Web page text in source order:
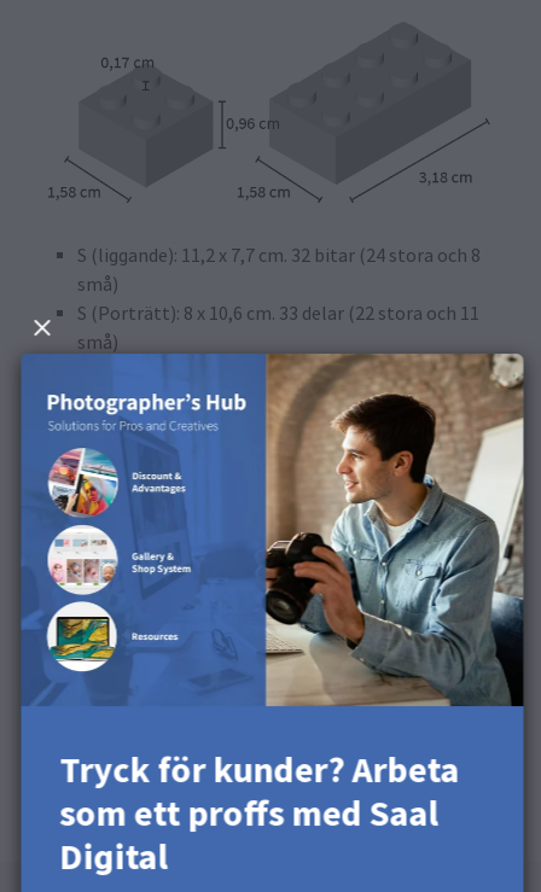
S (liggande): 11,2 x 7,7 cm. 32 bitar (24 stora och 8
små)
S (Porträtt): 8 x 10,6 cm. 33 delar (22 stora och 11
små)
M: 14,4 x 9,7 cm. 50 bitar (40 stora och 10 små)
L (Landskap): 17,6 x 12,5 cm. 78 bitar (65 stora och
13 små)
L (Porträtt): 12,8 x 16,3 cm. 77 delar (59 stora och
18 små)
XL: 30,4 x 20,4 cm. 210 bitar (189 stora och 21 små)
XXL: 44,8 x 30,1 cm. 449 bitar (419 stor och 30 liten)
Råd om rengöring
Du kan använda en fuktig eller torr mikrofiberduk för
att rengöra denna yta. Använd minimalt tryck för att
undvika repor.
Tryck för kunder? Arbeta
som ett proffs med Saal
Digital